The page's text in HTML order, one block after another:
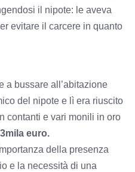
il nipote: le aveva
evitare il carcere in quanto
a bussare all’abitazione
del nipote e lì era riuscito
contanti e vari monili in oro
3mila euro.
della presenza
e la necessità di una